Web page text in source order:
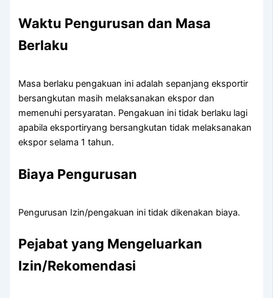
Waktu Pengurusan dan Masa
Berlaku
Masa berlaku pengakuan ini adalah sepanjang eksportir
bersangkutan masih melaksanakan ekspor dan
memenuhi persyaratan. Pengakuan ini tidak berlaku lagi
apabila eksportiryang bersangkutan tidak melaksanakan
ekspor selama 1 tahun.
Biaya Pengurusan
Pengurusan Izin/pengakuan ini tidak dikenakan biaya.
Pejabat yang Mengeluarkan
Izin/Rekomendasi